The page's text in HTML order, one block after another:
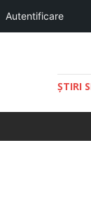
Autentificare
ŞTIRI